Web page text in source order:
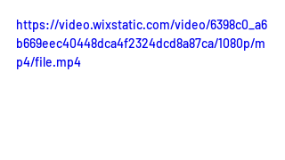
https://video.wixstatic.com/video/6398c0_a6
b669eec40448dca4f2324dcd8a87ca/1080p/m
p4/file.mp4